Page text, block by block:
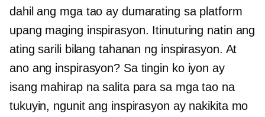
dahil ang mga tao ay dumarating sa platform
upang maging inspirasyon. Itinuturing natin ang
ating sarili bilang tahanan ng inspirasyon. At
ano ang inspirasyon? Sa tingin ko iyon ay
isang mahirap na salita para sa mga tao na
tukuyin, ngunit ang inspirasyon ay nakikita mo